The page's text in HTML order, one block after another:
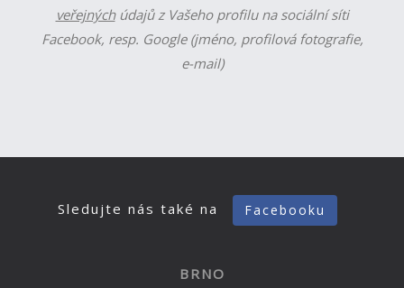
veřejnýchúdajů z Vašeho profilu na sociální síti
Facebook, resp. Google (jméno, profilová fotografie,
e-mail)
Sledujte nás také na Facebooku
BRNO